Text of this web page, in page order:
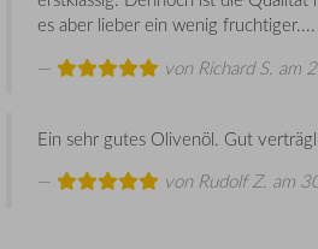
es aber lieber ein wenig fruchtiger....
von Richard S. am
Ein sehr gutes Olivenöl. Gut
von Rudolf Z. am